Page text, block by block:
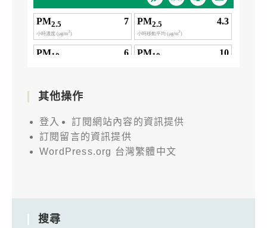
其他操作
登入
訂閱網站內容的資訊提供
訂閱留言的資訊提供
WordPress.org 台灣繁體中文
搜尋